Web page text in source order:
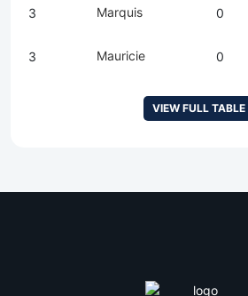
3 Marquis 0
3 Mauricie 0
VIEW FULL TABLE